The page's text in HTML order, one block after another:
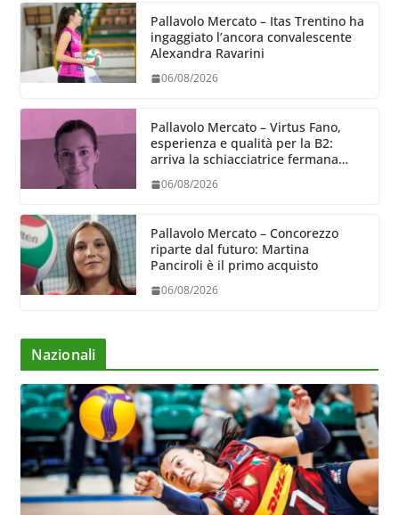
Pallavolo Mercato – Itas Trentino ha
ingaggiato l’ancora convalescente
Alexandra Ravarini
06/08/2026
Pallavolo Mercato – Virtus Fano,
esperienza e qualità per la B2:
arriva la schiacciatrice fermana
06/08/2026
Pallavolo Mercato – Concorezzo
riparte dal futuro: Martina
Panciroli è il primo acquisto
06/08/2026
Nazionali